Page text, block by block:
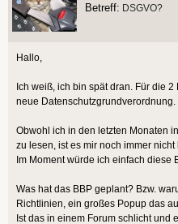
Betreff: DSGVO?
Hallo,
Ich weiß, ich bin spät dran. Für die
neue Datenschutzgrundverordnung.
Obwohl ich in den letzten Monaten
zu lesen, ist es mir noch immer
Im Moment würde ich einfach diese
Was hat das BBP geplant? Bzw.
Richtlinien, ein großes Popup das
Ist das in einem Forum schlicht